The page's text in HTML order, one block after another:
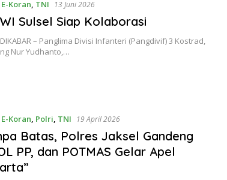
E-Koran, TNI 13 Juni 2026
Sulsel Siap Kolaborasi
– Panglima Divisi Infanteri (Pangdivif) 3 Kostrad,
Nur Yudhanto,…
E-Koran, Polri, TNI 19 April 2026
Batas, Polres Jaksel Gandeng
PP, dan POTMAS Gelar Apel